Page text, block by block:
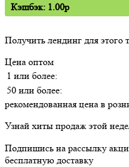
Кэшбэк: 1.00p
Получить лендинг для этого
Цена оптом
1 или более:
50 или более:
рекомендованная цена в
Узнай хиты продаж этой
Подпишись на рассылку
бесплатную доставку